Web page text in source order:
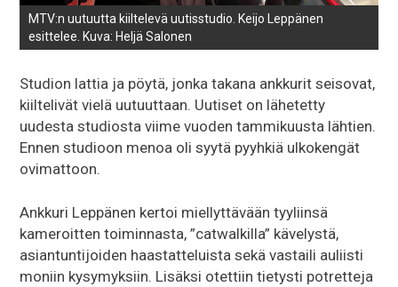
MTV:n uutuutta kiiltelevä uutisstudio. Keijo Leppänen
esittelee. Kuva: Heljä Salonen
Studion lattia ja pöytä, jonka takana ankkurit seisovat,
kiiltelivät vielä uutuuttaan. Uutiset on lähetetty
uudesta studiosta viime vuoden tammikuusta lähtien.
Ennen studioon menoa oli syytä pyyhkiä ulkokengät
ovimattoon.
Ankkuri Leppänen kertoi miellyttävään tyyliinsä
kameroitten toiminnasta, ”catwalkilla” kävelystä,
asiantuntijoiden haastatteluista sekä vastaili auliisti
moniin kysymyksiin. Lisäksi otettiin tietysti potretteja